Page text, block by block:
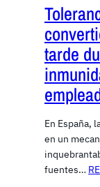
tarde
En España,
en un
fuentes…